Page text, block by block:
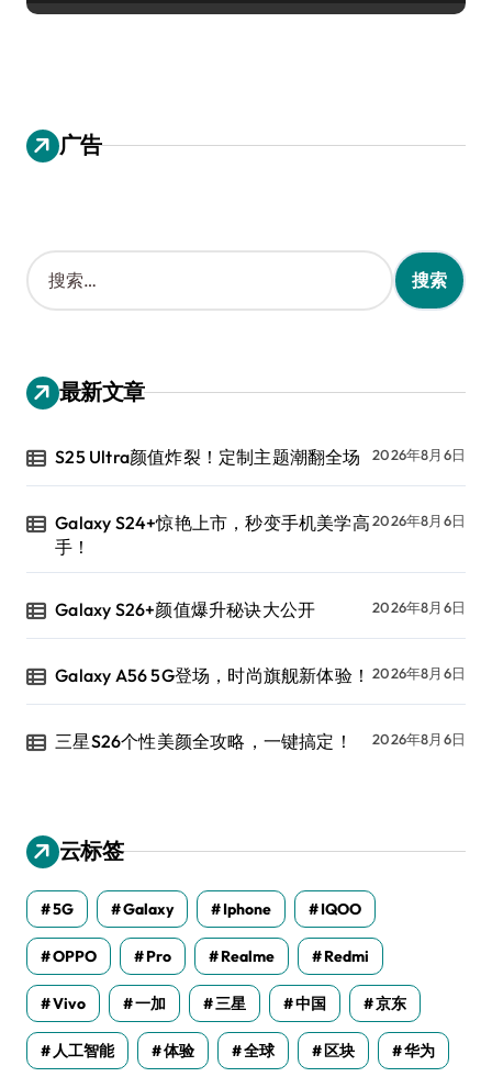
广告
搜
索
：
最新文章
S25 Ultra颜值炸裂！定制主题潮翻全场 2026年8月6日
Galaxy S24+惊艳上市，秒变手机美学高
手！
2026年8月6日
Galaxy S26+颜值爆升秘诀大公开 2026年8月6日
Galaxy A56 5G登场，时尚旗舰新体验！ 2026年8月6日
三星S26个性美颜全攻略，一键搞定！ 2026年8月6日
云标签
5G Galaxy Iphone IQOO
OPPO Pro Realme Redmi
Vivo 一加 三星 中国 京东
人工智能 体验 全球 区块 华为